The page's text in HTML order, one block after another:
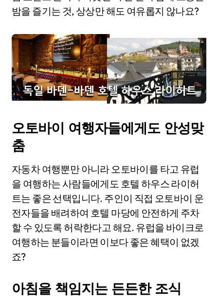
밤을 즐기는 것, 상상만 해도 여유롭지 않나요?
오토바이 여행자들에게도 안성맞
춤
자동차 여행뿐만 아니라 오토바이를 타고 유럽
을 여행하는 사람들에게도 호텔 하우스 라이허
트는 좋은 선택입니다. 주인이 직접 오토바이 운
전자들을 배려하여 호텔 마당에 안전하게 주차
할 수 있도록 허락한다고 해요. 유럽을 바이크로
여행하는 분들이라면 이보다 좋은 혜택이 없겠
죠?
아침을 책임지는 든든한 조식